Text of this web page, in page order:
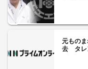
元もの
去 タレ